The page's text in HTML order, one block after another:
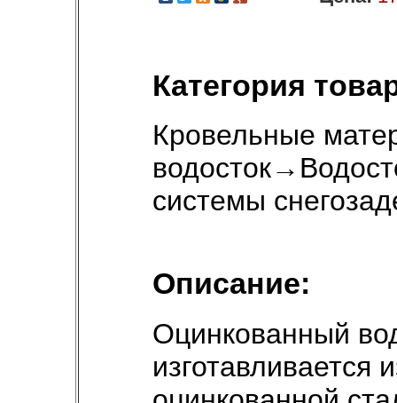
Категория
Кровельные
водосток→
системы
Описание:
Оцинкованный
изготавливается